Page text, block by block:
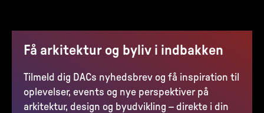
Få arkitektur og byliv i indbakken
Tilmeld dig DACs nyhedsbrev og få inspiration til
oplevelser, events og nye perspektiver på
arkitektur, design og byudvikling – direkte i din